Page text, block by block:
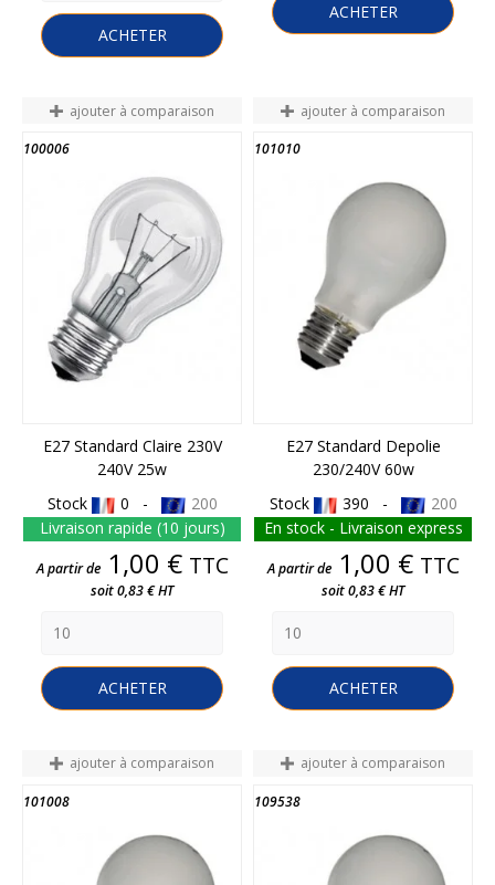
ACHETER
ACHETER
ajouter à comparaison
100006 FIN DE STOCK
E27 Standard Claire 230V
240V 25w
Stock
0 -
200
Livraison rapide (10 jours)
Prix
A partir de 1,00 € TTC
soit 0,83 € HT
ACHETER
ajouter à comparaison
101010 FIN DE STOCK
E27 Standard Depolie
230/240V 60w
Stock
390 -
200
En stock - Livraison express
Prix
A partir de 1,00 € TTC
soit 0,83 € HT
ACHETER
ajouter à comparaison
101008 FIN DE STOCK
ajouter à comparaison
109538